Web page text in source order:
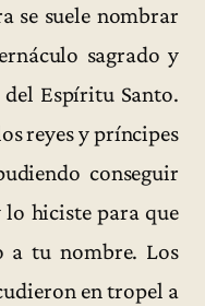
se suele nombrar
sagrado y
Espíritu Santo.
reyes y príncipes
conseguir
hiciste para que
a tu nombre. Los
en tropel a